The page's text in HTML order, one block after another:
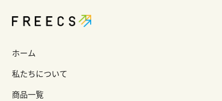
ホーム
私たちについて
商品一覧